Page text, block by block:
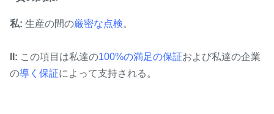
私: 生産の間の厳密な点検。
II: この項目は私達の100%の満足の保証および私達の企業
の導く保証によって支持される。